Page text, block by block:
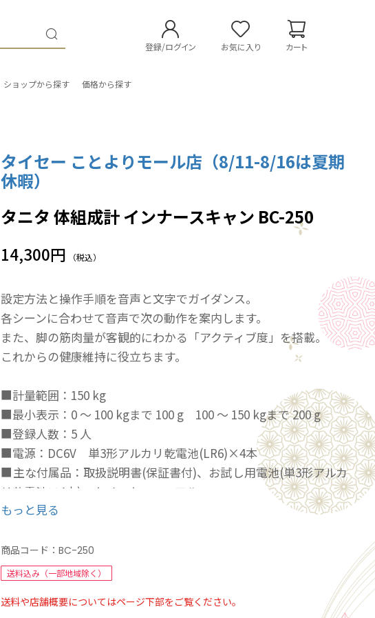
登録/ログイン お気に入り カート
ショップから探す 価格から探す
タイセー ことよりモール店（8/11-8/16は夏期
休暇）
タニタ 体組成計 インナースキャン BC-250
14,300円 （税込）
設定方法と操作手順を音声と文字でガイダンス。
各シーンに合わせて音声で次の動作を案内します。
また、脚の筋肉量が客観的にわかる「アクティブ度」を搭載。
これからの健康維持に役立ちます。
■計量範囲：150 kg
■最小表示：0 ～ 100 kgまで 100 g 100 ～ 150 kgまで 200 g
■登録人数：5 人
■電源：DC6V 単3形アルカリ乾電池(LR6)×4本
■主な付属品：取扱説明書(保証書付)、お試し用電池(単3形アルカ
リ乾電池×4本)、クイックマニュアル
■本体寸法：幅 305mm × 高さ 43mm × 奥行 296mm
■製造国：日本
■保証期間：1年
もっと見る
商品コード：BC-250
送料込み（一部地域除く）
送料や店舗概要についてはページ下部をご覧ください。